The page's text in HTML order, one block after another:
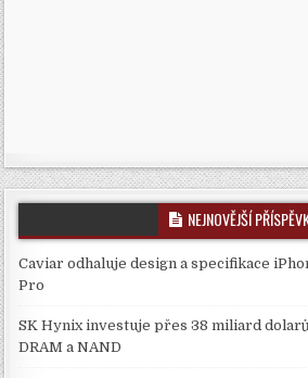
NEJNOVĚJŠÍ
Caviar odhaluje design a specifikace
Pro
SK Hynix investuje přes 38 miliard
DRAM a NAND